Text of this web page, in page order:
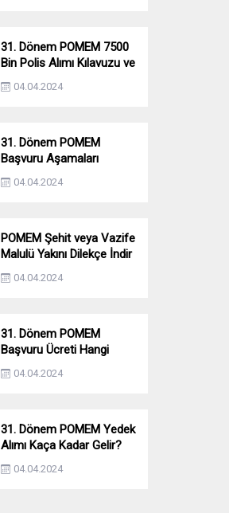
31. Dönem POMEM 7500
Bin Polis Alımı Kılavuzu ve
Başvuru Ekranı
04.04.2024
31. Dönem POMEM
Başvuru Aşamaları
Nelerdir? Ön Sağlık –
Parkur – Mülakat
04.04.2024
POMEM Şehit veya Vazife
Malulü Yakını Dilekçe İndir
04.04.2024
31. Dönem POMEM
Başvuru Ücreti Hangi
Bankaya Yatırılacak?
04.04.2024
31. Dönem POMEM Yedek
Alımı Kaça Kadar Gelir?
Yıllara Göre Yedek Alımı
04.04.2024